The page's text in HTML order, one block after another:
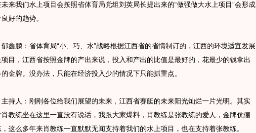
来我们水上项目会按照省体育局党组刘英局长提出来的“做强做大水上项目”会形成
好的趋势。
鹏：省体育局“小、巧、水”战略根据江西省的省情制订的，江西的环境适宜发展
目，江西省按照金牌的产出来说，投入和产出的比值是最好的，花最少的钱拿出
金牌。没办法，只能在经济投入少的情况下只能抓重点。
人：刚刚各位给我们展望的未来，江西省赛艇的未来阳光灿烂一片光明。其实
肖教练坐在这里一直没有说话，我跟大家爆料，肖教练是张教练的爱人，金牌伉俪
这么多年来肖教练一直默默无闻支持着我们的水上项目，也在支持着张教练。